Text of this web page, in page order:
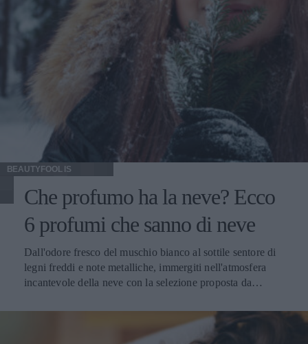
BEAUTYFOOL IS
Che profumo ha la neve? Ecco
6 profumi che sanno di neve
Dall'odore fresco del muschio bianco al sottile sentore di
legni freddi e note metalliche, immergiti nell'atmosfera
incantevole della neve con la selezione proposta da